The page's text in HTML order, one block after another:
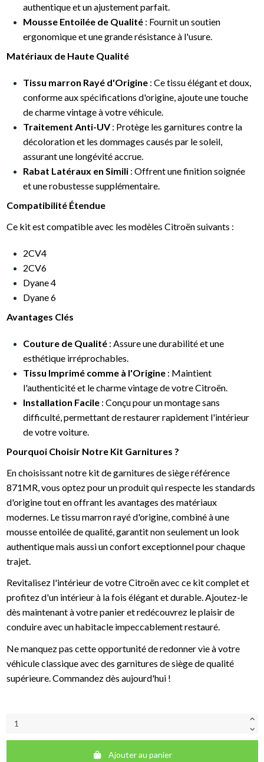
authentique et un ajustement parfait.
Mousse Entoilée de Qualité: Fournit un soutien
ergonomique et une grande résistance à l'usure.
Matériaux de Haute Qualité
Tissu marron Rayé d'Origine: Ce tissu élégant et doux,
conforme aux spécifications d'origine, ajoute une touche
de charme vintage à votre véhicule.
Traitement Anti-UV: Protège les garnitures contre la
décoloration et les dommages causés par le soleil,
assurant une longévité accrue.
Rabat Latéraux en Simili: Offrent une finition soignée
et une robustesse supplémentaire.
Compatibilité Étendue
Ce kit est compatible avec les modèles Citroën suivants :
2CV4
2CV6
Dyane 4
Dyane 6
Avantages Clés
Couture de Qualité: Assure une durabilité et une
esthétique irréprochables.
Tissu Imprimé comme à l'Origine: Maintient
l'authenticité et le charme vintage de votre Citroën.
Installation Facile: Conçu pour un montage sans
difficulté, permettant de restaurer rapidement l'intérieur
de votre voiture.
Pourquoi Choisir Notre Kit Garnitures ?
En choisissant notre kit de garnitures de siège référence
871MR, vous optez pour un produit qui respecte les standards
d'origine tout en offrant les avantages des matériaux
modernes. Le tissu marron rayé d'origine, combiné à une
mousse entoilée de qualité, garantit non seulement un look
authentique mais aussi un confort exceptionnel pour chaque
trajet.
Revitalisez l'intérieur de votre Citroën avec ce kit complet et
profitez d'un intérieur à la fois élégant et durable. Ajoutez-le
dès maintenant à votre panier et redécouvrez le plaisir de
conduire avec un habitacle impeccablement restauré.
Ne manquez pas cette opportunité de redonner vie à votre
véhicule classique avec des garnitures de siège de qualité
supérieure. Commandez dès aujourd'hui !
Ajouter au panier